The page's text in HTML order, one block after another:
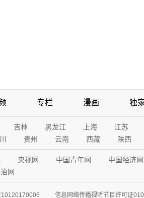
专栏 漫画 独
吉林 黑龙江 上海 江苏
贵州 云南 西藏 陕西
央视网 中国青年网 中国经济网
网
10120170006 信息网络传播视听节目许可证